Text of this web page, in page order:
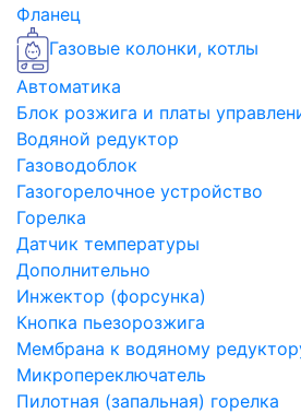
Фланец
Газовые колонки, котлы
Автоматика
Блок розжига и платы
Водяной редуктор
Газоводоблок
Газогорелочное устройство
Горелка
Датчик температуры
Дополнительно
Инжектор (форсунка)
Кнопка пьезорозжига
Мембрана к водяному
Микропереключатель
Пилотная (запальная) горелка